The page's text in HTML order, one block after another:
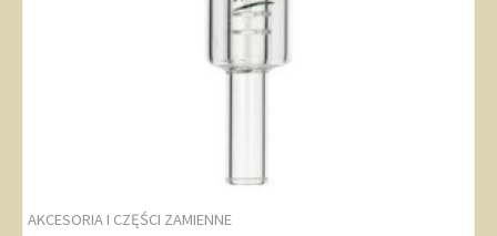
AKCESORIA I CZĘŚCI ZAMIENNE